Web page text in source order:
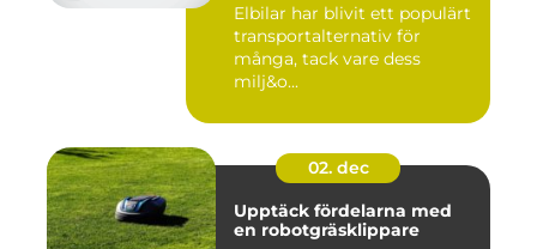
Elbilar har blivit ett populärt
transportalternativ för
många, tack vare dess
milj&o...
02. dec
Upptäck fördelarna med
en robotgräsklippare